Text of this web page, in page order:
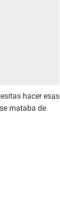
hacer esas
mataba de